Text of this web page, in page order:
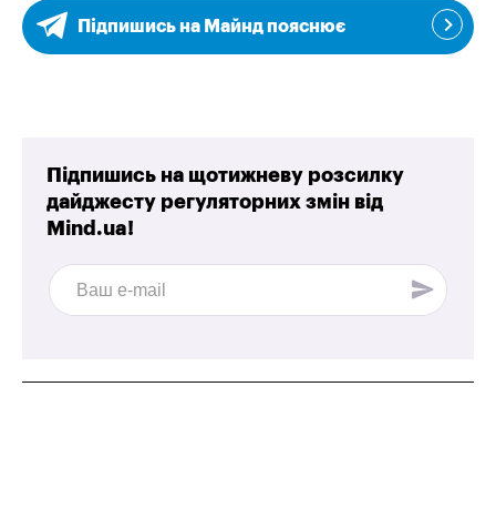
Підпишись на Майнд пояснює
Підпишись на щотижневу розсилку
дайджесту регуляторних змін від
Mind.ua!